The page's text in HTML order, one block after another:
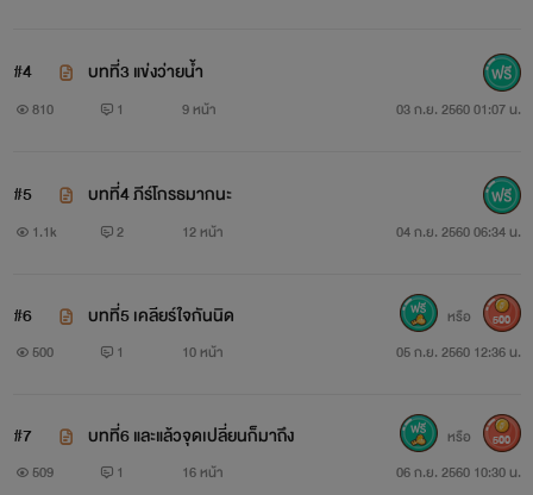
#4 บทที่3 แข่งว่ายน้ำ
810 1 9 หน้า 03 ก.ย. 2560 01:07 น.
#5 บทที่4 ภีร์โกรธมากนะ
1.1k 2 12 หน้า 04 ก.ย. 2560 06:34 น.
#6 บทที่5 เคลียร์ใจกันนิด
500 1 10 หน้า 05 ก.ย. 2560 12:36 น.
หรือ 500
#7 บทที่6 และแล้วจุดเปลี่ยนก็มาถึง
509 1 16 หน้า 06 ก.ย. 2560 10:30 น.
หรือ 500